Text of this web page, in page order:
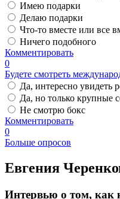
Имею подарки
Делаю подарки
Что-то вместе или все
Ничего подобного
Комментировать
0
Будете смотреть
Да, интересно увидеть
Да, но только крупные
Не смотрю бокс
Комментировать
0
Больше опросов
​Евгения
Интервью о том, как